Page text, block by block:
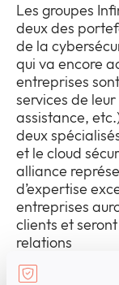
Les groupes
deux des
de la
qui va encore
entreprises
services de
assistance,
deux
et le cloud
alliance
d’expertise
entreprises
clients et
relations